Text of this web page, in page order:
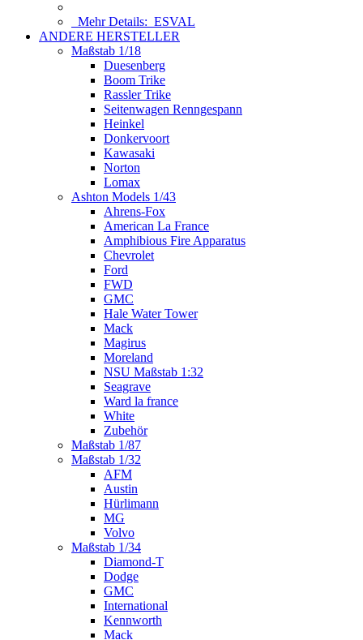
Mehr Details: ESVAL
ANDERE HERSTELLER
Maßstab 1/18
Duesenberg
Boom Trike
Rassler Trike
Seitenwagen Renngespann
Heinkel
Donkervoort
Kawasaki
Norton
Lomax
Ashton Models 1/43
Ahrens-Fox
American La France
Amphibious Fire Apparatus
Chevrolet
Ford
FWD
GMC
Hale Water Tower
Mack
Magirus
Moreland
NSU Maßstab 1:32
Seagrave
Ward la france
White
Zubehör
Maßstab 1/87
Maßstab 1/32
AFM
Austin
Hürlimann
MG
Volvo
Maßstab 1/34
Diamond-T
Dodge
GMC
International
Kennworth
Mack